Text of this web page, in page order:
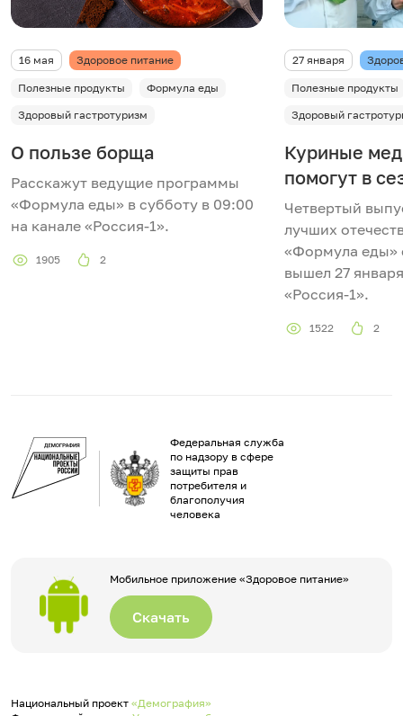
16 мая Здоровое питание
Полезные продукты
Формула еды
Здоровый гастротуризм
О пользе борща
Расскажут ведущие программы
«Формула еды» в субботу в 09:00
на канале «Россия-1».
1905 2
27 января
Полезные продукты
Здоровый
Куриные
помогут в
Четвертый
лучших
«Формула еды»
вышел 27
«Россия-1».
1522 2
Федеральная служба
по надзору в сфере
защиты прав
потребителя и
благополучия
человека
Мобильное приложение «Здоровое питание»
Скачать
Национальный проект «Демография»